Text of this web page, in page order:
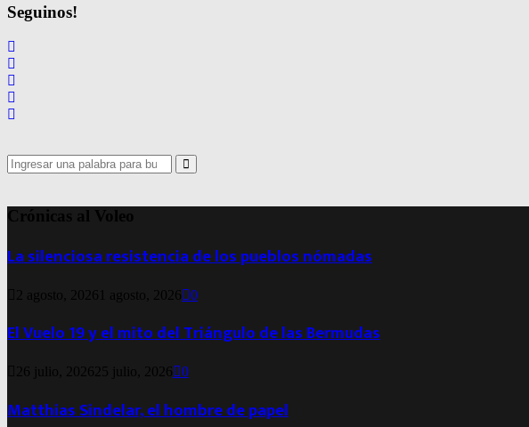
Seguinos!
Search
for:
Search
Crónicas al Voleo
La silenciosa resistencia de los pueblos nómadas
2 agosto, 2026 1 agosto, 2026 0
El Vuelo 19 y el mito del Triángulo de las Bermudas
26 julio, 2026 25 julio, 2026 0
Matthias Sindelar, el hombre de papel